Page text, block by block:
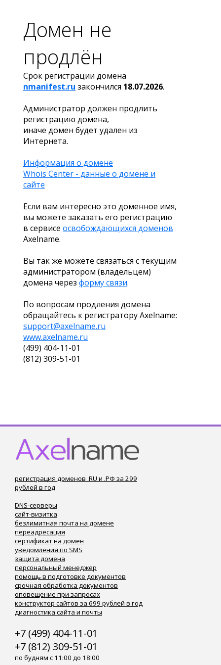
Домен не
продлён
Срок регистрации домена
nmanifest.ru закончился 18.07.2026.
Администратор должен продлить
регистрацию домена,
иначе домен будет удален из
Интернета.
Информация о домене
Whois Center - данные о домене и
сайте
Если вам интересно это доменное имя,
вы можете заказать его регистрацию
в сервисе освобождающихся доменов
Axelname.
Вы так же можете связаться с текущим
администратором (владельцем)
домена через форму связи.
По вопросам продления домена
обращайтесь к регистратору Axelname:
support@axelname.ru
www.axelname.ru
(499) 404-11-01
(812) 309-51-01
регистрация доменов .RU и .РФ за 299
рублей в год
DNS-серверы
сайт-визитка
безлимитная почта на домене
переадресация
сертификат на домен
уведомления по SMS
защита домена
персональный менеджер
помощь в подготовке документов
срочная обработка документов
оповещение при запросах
конструктор сайтов за 699 рублей в год
диагностика сайта и почты
+7 (499) 404-11-01
+7 (812) 309-51-01
по будням с 11:00 до 18:00